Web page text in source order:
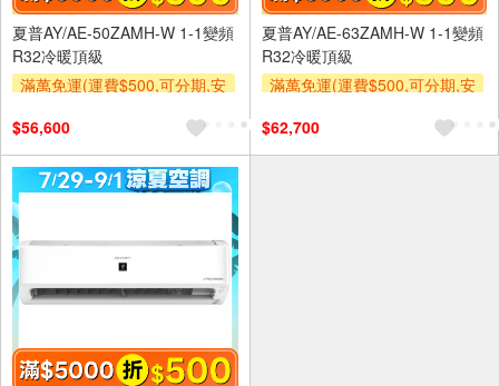
夏普AY/AE-50ZAMH-W 1-1變頻
R32冷暖頂級
滿萬免運(運費$500,可分期,安
及使用6期以上分期0利率,需付
基本安裝運費)
滿額折$500
滿額贈券
$56,600
夏普AY/AE-63ZAMH-W 1-1變頻
R32冷暖頂級
滿萬免運(運費$500,可分期,安
及使用6期以上分期0利率,需付
基本安裝運費)
$62,700